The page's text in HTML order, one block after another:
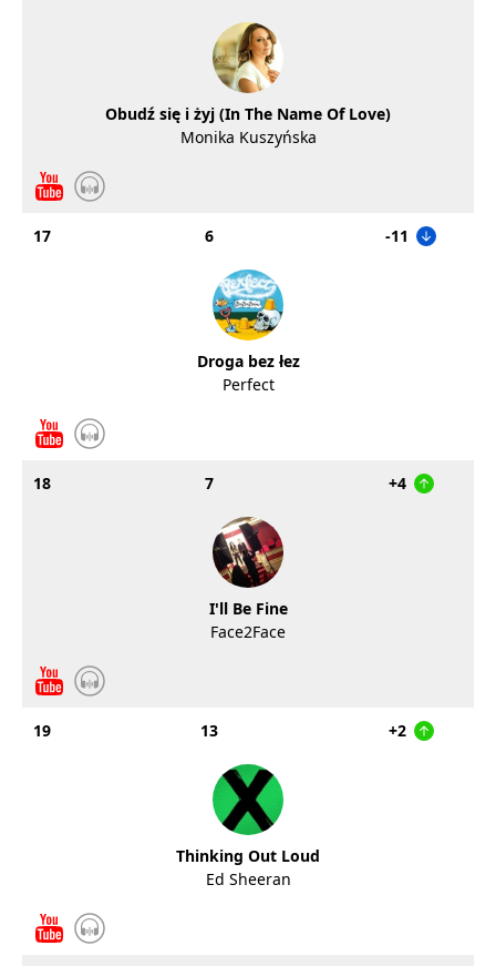
Obudź się i żyj (In The Name Of Love)
Monika Kuszyńska
17 6 -11
Droga bez łez
Perfect
18 7 +4
I'll Be Fine
Face2Face
19 13 +2
Thinking Out Loud
Ed Sheeran